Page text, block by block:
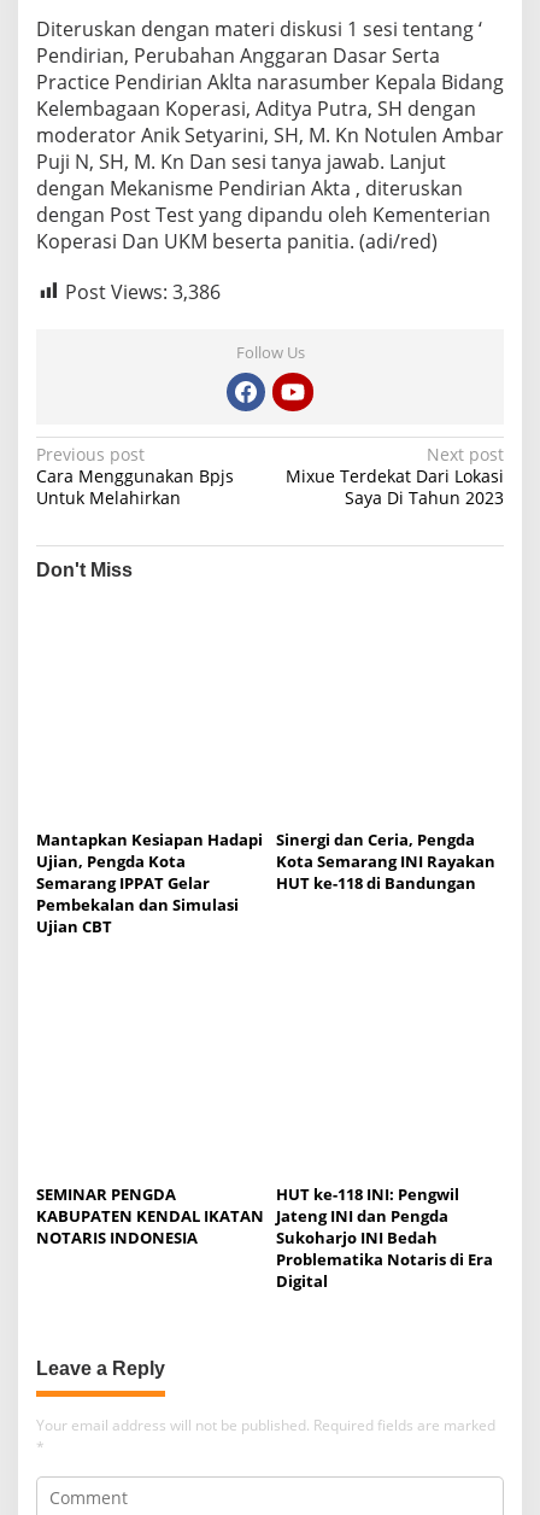
Diteruskan dengan materi diskusi 1 sesi tentang ‘
Pendirian, Perubahan Anggaran Dasar Serta
Practice Pendirian Aklta narasumber Kepala Bidang
Kelembagaan Koperasi, Aditya Putra, SH dengan
moderator Anik Setyarini, SH, M. Kn Notulen Ambar
Puji N, SH, M. Kn Dan sesi tanya jawab. Lanjut
dengan Mekanisme Pendirian Akta , diteruskan
dengan Post Test yang dipandu oleh Kementerian
Koperasi Dan UKM beserta panitia. (adi/red)
Post Views: 3,386
Follow Us
P
o
t
i
o
n
Previous post
Cara Menggunakan Bpjs
Untuk Melahirkan
Next post
Mixue Terdekat Dari Lokasi
Saya Di Tahun 2023
Don't Miss
Mantapkan Kesiapan Hadapi
Ujian, Pengda Kota
Semarang IPPAT Gelar
Pembekalan dan Simulasi
Ujian CBT
Sinergi dan Ceria, Pengda
Kota Semarang INI Rayakan
HUT ke-118 di Bandungan
SEMINAR PENGDA
KABUPATEN KENDAL IKATAN
NOTARIS INDONESIA
HUT ke-118 INI: Pengwil
Jateng INI dan Pengda
Sukoharjo INI Bedah
Problematika Notaris di Era
Digital
Leave a Reply
Your email address will not be published. Required fields are marked
*